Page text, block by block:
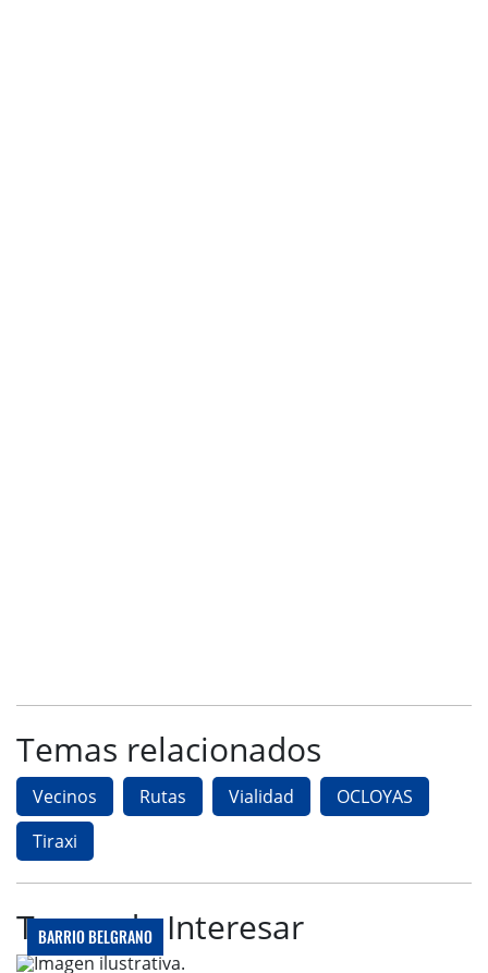
Temas relacionados
Vecinos Rutas Vialidad
OCLOYAS
Tiraxi
Te puede Interesar
BARRIO BELGRANO